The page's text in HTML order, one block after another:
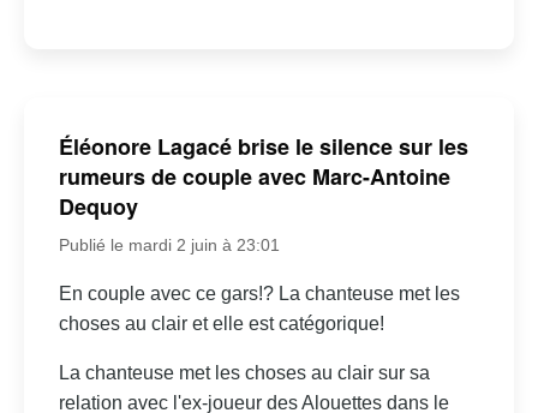
Éléonore Lagacé brise le silence sur les
rumeurs de couple avec Marc-Antoine
Dequoy
Publié le mardi 2 juin à 23:01
En couple avec ce gars!? La chanteuse met les
choses au clair et elle est catégorique!
La chanteuse met les choses au clair sur sa
relation avec l'ex-joueur des Alouettes dans le